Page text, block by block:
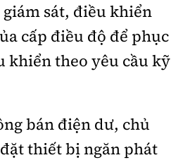
sát, điều khiển
cấp điều độ để phục
khiển theo yêu cầu kỹ
bán điện dư, chủ
thiết bị ngăn phát